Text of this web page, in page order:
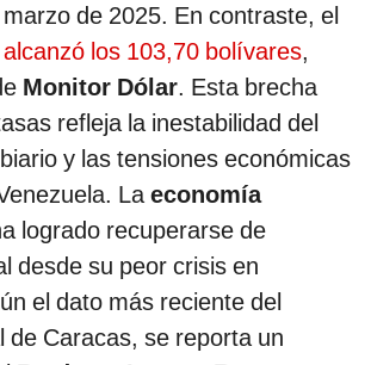
de 2025. En contraste, el
los 103,70 bolívares,
Monitor Dólar. Esta brecha
refleja la inestabilidad del
y las tensiones económicas
Laeconomía
logrado recuperarse de
desde su peor crisis en
el dato más reciente del
de Caracas, se reporta un